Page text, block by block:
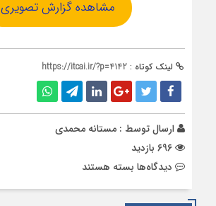
مشاهده گزارش تصویری
لینک کوتاه : https://itcai.ir/?p=4142
ارسال توسط : مستانه محمدی
دیدگاه‌ها برای
بسته هستند